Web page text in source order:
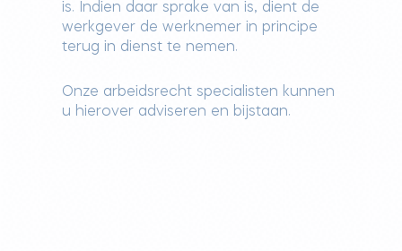
is. Indien daar sprake van is, dient de
werkgever de werknemer in principe
terug in dienst te nemen.
Onze arbeidsrecht specialisten kunnen
u hierover adviseren en bijstaan.